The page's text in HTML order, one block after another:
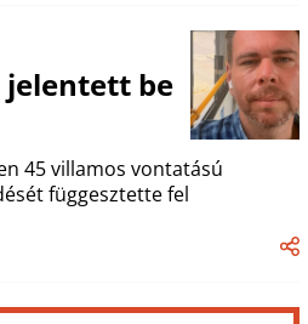
jelentett be
45 villamos vontatású
függesztette fel